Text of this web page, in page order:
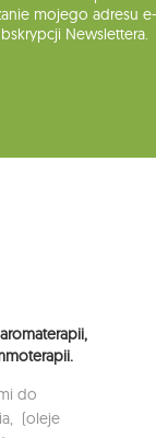
mojego adresu
Newslettera.
do
(oleje